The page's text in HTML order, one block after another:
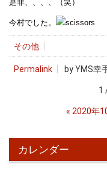
是非、、、、（笑）
今村でした。
その他
Permalink by YMS
1
« 2020年
カレンダー